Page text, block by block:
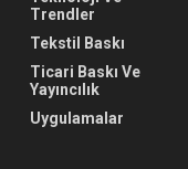
Trendler
Tekstil Baskı
Ticari Baskı Ve
Yayıncılık
Uygulamalar